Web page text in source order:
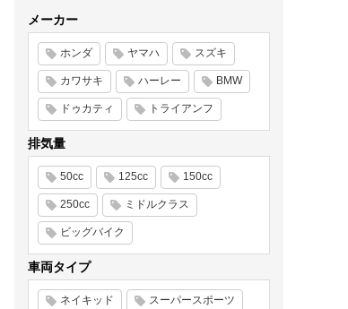
メーカー
ホンダ ヤマハ スズキ
カワサキ ハーレー BMW
ドゥカティ トライアンフ
排気量
50cc 125cc 150cc
250cc ミドルクラス
ビッグバイク
車両タイプ
ネイキッド スーパースポーツ